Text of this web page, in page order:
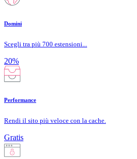
Domini
Scegli tra più 700 estensioni...
20%
Performance
Rendi il sito più veloce con la cache.
Gratis